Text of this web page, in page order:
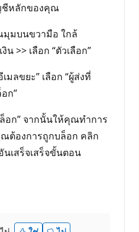
ชีหลักของคุณ
มุมบนขวามือ ใกล้
>> เลือก “ตัวเลือก”
มลขยะ” เลือก “ผู้ส่งที่
ก”
อก” จากนั้นให้คุณทำการ
ต้องการถูกบล็อก คลิก
นเสร็จเสร็จขั้นตอน